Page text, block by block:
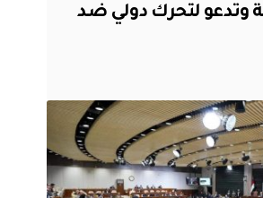
وتدعو لتحرك دولي ضد